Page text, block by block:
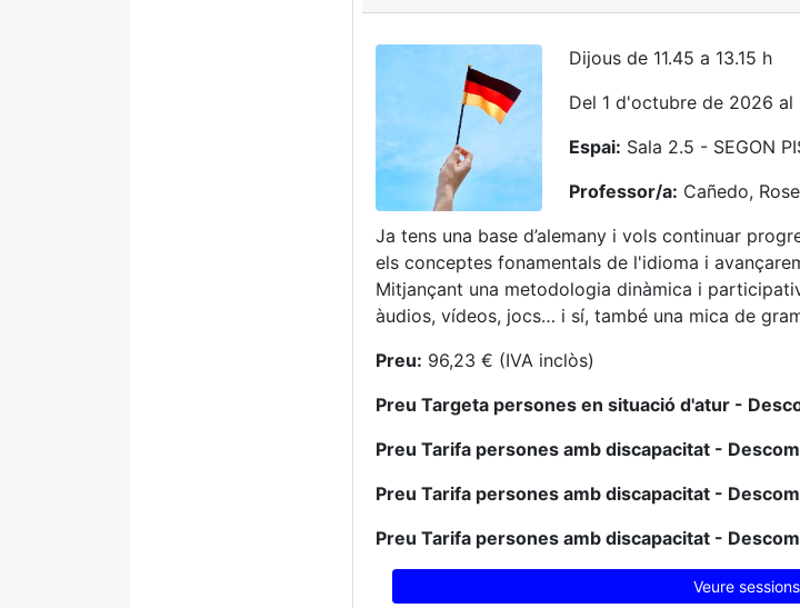
Dijous de 11.45 a 13.15 h
Del 1 d'octubre de 2026
Espai: Sala 2.5 - SEGON
Professor/a: Cañedo,
Ja tens una base d’alemany i vols continuar
els conceptes fonamentals de l'idioma i
Mitjançant una metodologia dinàmica i
àudios, vídeos, jocs… i sí, també una mica de
Preu: 96,23 € (IVA inclòs)
Preu Targeta persones en situació d'atur -
Preu Tarifa persones amb discapacitat -
Preu Tarifa persones amb discapacitat -
Preu Tarifa persones amb discapacitat -
Veure sessions